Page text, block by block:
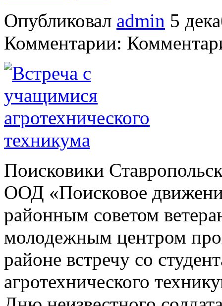
Опубликовал admin 5
Комментарии:
Поисковики
ООД «Поисковое
районным советом
молодежным центром
районе встречу со
агротехнического